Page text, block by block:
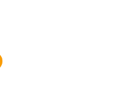
contactpunten,